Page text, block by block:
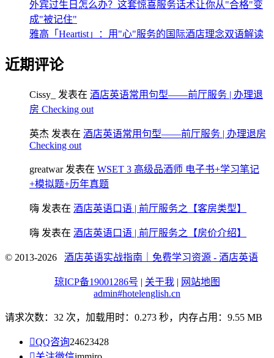
外宾过生日怎么办？这套惊喜服务话术让你从"合格"变
成"被记住"
雅高「Heartist」：用"心"服务的国际酒店理念双语解读
近期评论
Cissy_ 发表在 酒店英语常用句型——前厅服务 | 办理退
房 Checking out
英杰 发表在 酒店英语常用句型——前厅服务 | 办理退房
Checking out
greatwar发表在 WSET 3 高级品酒师 电子书+学习笔记
+模拟题+历年真题
嗨 发表在 酒店英语口语 | 前厅服务之【客房类型】
嗨 发表在 酒店英语口语 | 前厅服务之【房价介绍】
© 2013-2026 酒店英语实战指南｜免费学习资源 - 酒店英语
琼ICP备19001286号 | 关于我 | 网站地图
admin#hotelenglish.cn
请求次数：32 次，加载用时：0.273 秒，内存占用：9.55 MB
QQ咨询24623428